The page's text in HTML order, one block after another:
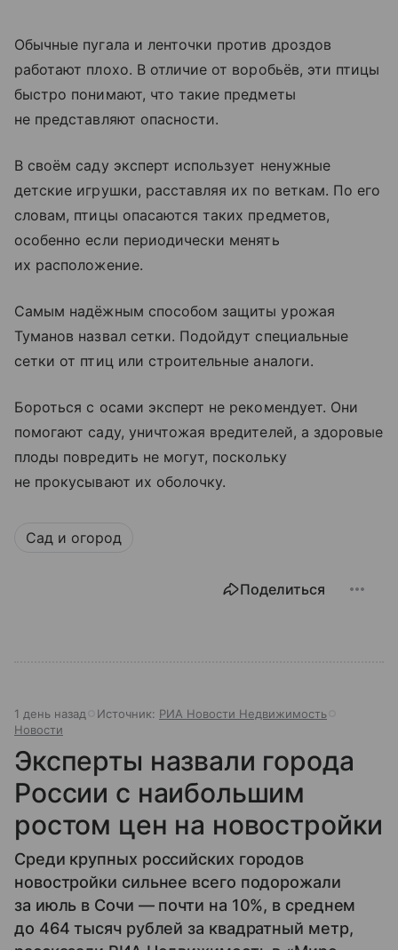
Обычные пугала и ленточки против дроздов
работают плохо. В отличие от воробьёв, эти птицы
быстро понимают, что такие предметы
не представляют опасности.
В своём саду эксперт использует ненужные
детские игрушки, расставляя их по веткам. По его
словам, птицы опасаются таких предметов,
особенно если периодически менять
их расположение.
Самым надёжным способом защиты урожая
Туманов назвал сетки. Подойдут специальные
сетки от птиц или строительные аналоги.
Бороться с осами эксперт не рекомендует. Они
помогают саду, уничтожая вредителей, а здоровые
плоды повредить не могут, поскольку
не прокусывают их оболочку.
Сад и огород
Поделиться
1 день назад Источник: РИА Новости Недвижимость
Новости
Эксперты назвали города
России с наибольшим
ростом цен на новостройки
Среди крупных российских городов
новостройки сильнее всего подорожали
за июль в Сочи — почти на 10%, в среднем
до 464 тысяч рублей за квадратный метр,